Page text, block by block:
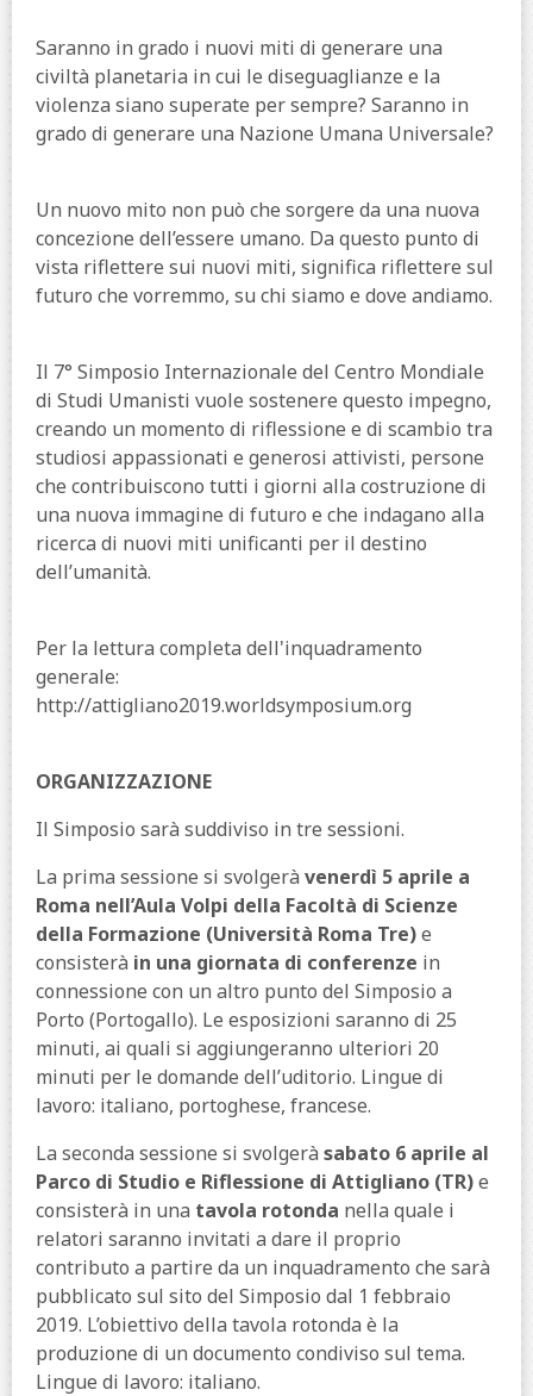
Saranno in grado i nuovi miti di generare una
civiltà planetaria in cui le diseguaglianze e la
violenza siano superate per sempre? Saranno in
grado di generare una Nazione Umana Universale?
Un nuovo mito non può che sorgere da una nuova
concezione dell’essere umano. Da questo punto di
vista riflettere sui nuovi miti, significa riflettere sul
futuro che vorremmo, su chi siamo e dove andiamo.
Il 7° Simposio Internazionale del Centro Mondiale
di Studi Umanisti vuole sostenere questo impegno,
creando un momento di riflessione e di scambio tra
studiosi appassionati e generosi attivisti, persone
che contribuiscono tutti i giorni alla costruzione di
una nuova immagine di futuro e che indagano alla
ricerca di nuovi miti unificanti per il destino
dell’umanità.
Per la lettura completa dell'inquadramento
generale:
http://attigliano2019.worldsymposium.org
ORGANIZZAZIONE
Il Simposio sarà suddiviso in tre sessioni.
La prima sessione si svolgerà venerdì 5 aprile a
Roma nell’Aula Volpi della Facoltà di Scienze
della Formazione (Università Roma Tre)e
consisterà in una giornata di conferenze in
connessione con un altro punto del Simposio a
Porto (Portogallo). Le esposizioni saranno di 25
minuti, ai quali si aggiungeranno ulteriori 20
minuti per le domande dell’uditorio. Lingue di
lavoro: italiano, portoghese, francese.
La seconda sessione si svolgerà sabato 6 aprile al
Parco di Studio e Riflessione di Attigliano (TR)e
consisterà in una tavola rotonda nella quale i
relatori saranno invitati a dare il proprio
contributo a partire da un inquadramento che sarà
pubblicato sul sito del Simposio dal 1 febbraio
2019. L’obiettivo della tavola rotonda è la
produzione di un documento condiviso sul tema.
Lingue di lavoro: italiano.